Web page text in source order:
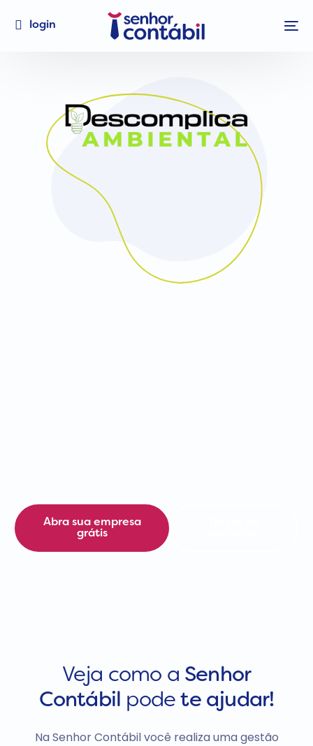
login
Abra sua empresa
grátis
Veja como a Senhor
Contábil podete ajudar!
Na Senhor Contábil você realiza uma gestão